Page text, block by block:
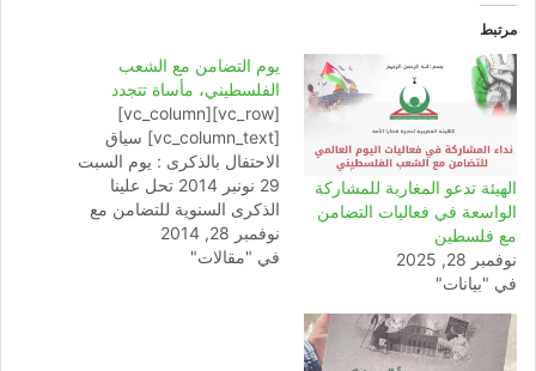
مرتبط
الهيئة تدعو المغاربة للمشاركة
الواسعة في فعاليات التضامن
مع فلسطين
نوفمبر 28, 2025
في "بيانات"
يوم التضامن مع الشعب
الفلسطيني، مأساة تتجدد
[vc_row][vc_column]
[vc_column_text] سياق
الاحتفال بالذكرى : يوم السبت
29 نونبر 2014 تحل علينا
الذكرى السنوية للتضامن مع
الشعب الفلسطيني وهو اليوم
الذي أعلنته الجمعية العامة
نوفمبر 28, 2014
في "مقالات"